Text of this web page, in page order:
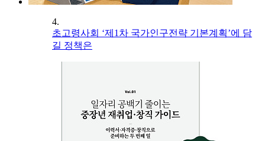
4.
초고령사회 ‘제1차 국가인구전략 기본계획’에 담
길 정책은